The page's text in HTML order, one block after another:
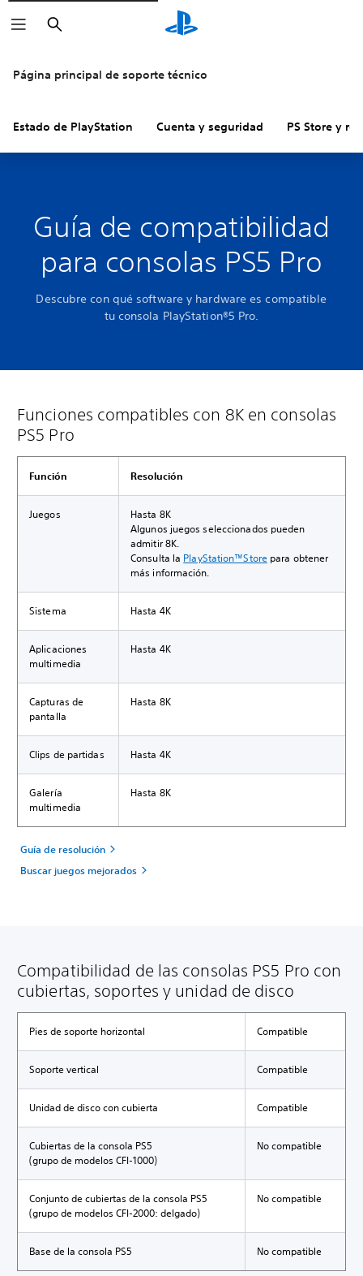
Buscar
Página principal de soporte técnico
Estado de PlayStation Cuenta y seguridad PS Store y
Guía de compatibilidad
para consolas PS5 Pro
Descubre con qué software y hardware es compatible
tu consola PlayStation®5 Pro.
Funciones compatibles con 8K en consolas
PS5 Pro
Función Resolución
Juegos
Hasta 8K
Algunos juegos seleccionados pueden
admitir 8K.
Consulta la PlayStation™Storepara obtener
más información.
Sistema Hasta 4K
Aplicaciones
multimedia
Hasta 4K
Capturas de
pantalla
Hasta 8K
Clips de partidas Hasta 4K
Galería
multimedia
Hasta 8K
Guía de resolución
Buscar juegos mejorados
Compatibilidad de las consolas PS5 Pro con
cubiertas, soportes y unidad de disco
Pies de soporte horizontal Compatible
Soporte vertical Compatible
Unidad de disco con cubierta Compatible
Cubiertas de la consola PS5
(grupo de modelos CFI-1000)
No compatible
Conjunto de cubiertas de la consola PS5
(grupo de modelos CFI-2000: delgado)
No compatible
Base de la consola PS5 No compatible